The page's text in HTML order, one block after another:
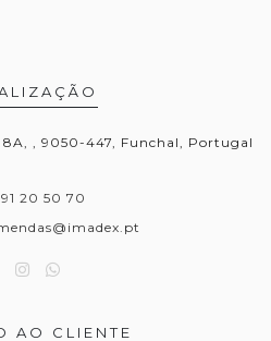
, 9050-447, Funchal, Portugal
20 50 70
AO CLIENTE